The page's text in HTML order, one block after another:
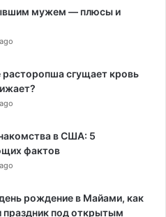
мужем — плюсы и
расторопша сгущает кровь
в США: 5
фактов
рождение в Майами, как
праздник под открытым